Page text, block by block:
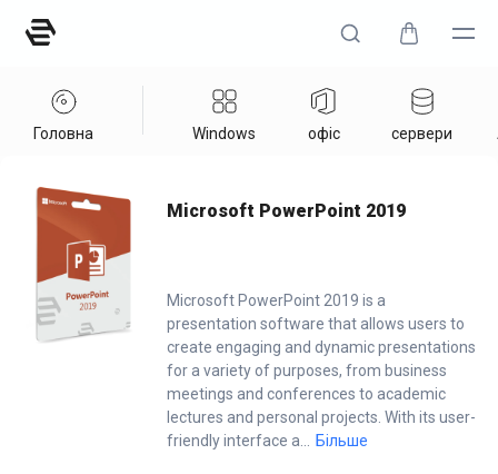
Головна Windows офіс сервери
Home / Office
Microsoft PowerPoint 2019
Microsoft PowerPoint 2019 is a
presentation software that allows users to
create engaging and dynamic presentations
for a variety of purposes, from business
meetings and conferences to academic
lectures and personal projects. With its user-
friendly interface a
Більше